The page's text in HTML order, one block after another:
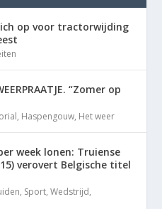
op voor tractorwijding
“Zomer op
, Haspengouw, Het weer
week lonen: Truiense
verovert Belgische titel
, Sport,Wedstrijd,